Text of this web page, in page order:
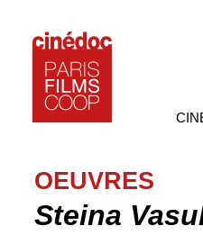
OEUVRES
Steina